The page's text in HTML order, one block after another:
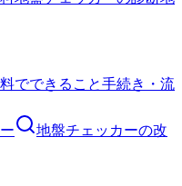
でできること手続き・流
地盤チェッカーの改